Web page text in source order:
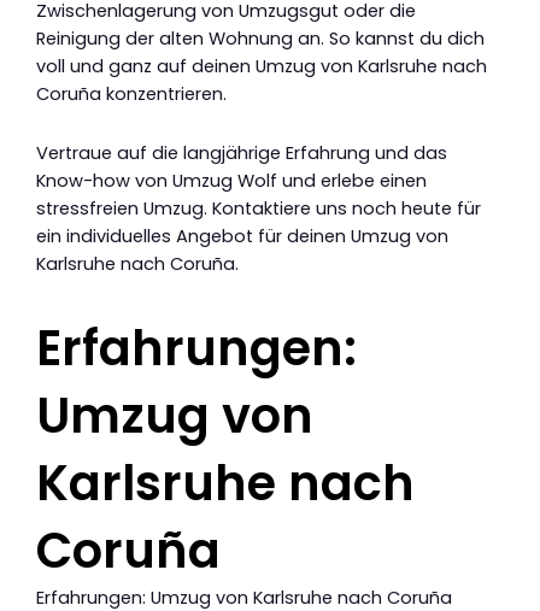
Zwischenlagerung von Umzugsgut oder die
Reinigung der alten Wohnung an. So kannst du dich
voll und ganz auf deinen Umzug von Karlsruhe nach
Coruña konzentrieren.
Vertraue auf die langjährige Erfahrung und das
Know-how von Umzug Wolf und erlebe einen
stressfreien Umzug. Kontaktiere uns noch heute für
ein individuelles Angebot für deinen Umzug von
Karlsruhe nach Coruña.
Erfahrungen:
Umzug von
Karlsruhe nach
Coruña
Erfahrungen: Umzug von Karlsruhe nach Coruña